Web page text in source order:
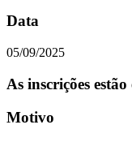
Data
05/09/2025
As inscrições
Motivo